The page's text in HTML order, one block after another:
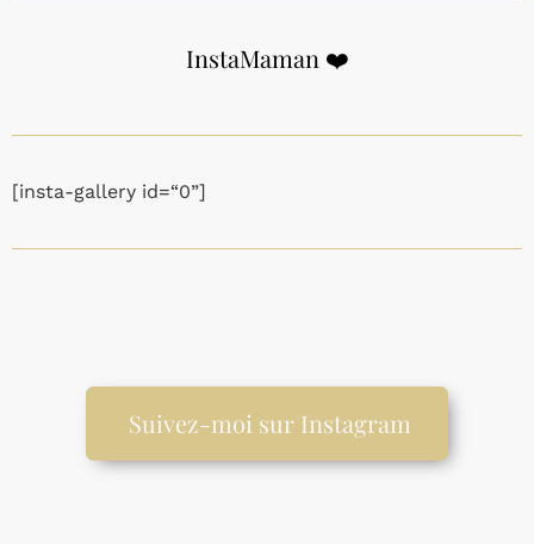
InstaMaman ❤️
[insta-gallery id=“0”]
Suivez-moi sur Instagram